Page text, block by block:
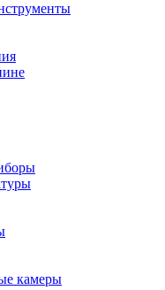
камеры